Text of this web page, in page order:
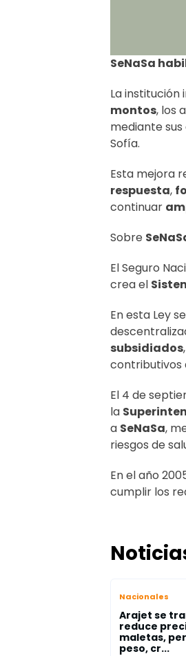
SeNaSa
La institución
montos, los
mediante
Sofía.
Esta mejora
respuesta,
continuar
Sobre
El Seguro
crea el
En esta Ley
subsidiados
contributivos
El 4 de
la
a SeNaSa,
riesgos de
En el año
cumplir los
Nacionales
Arajet se
reduce
maletas,
peso, cr...